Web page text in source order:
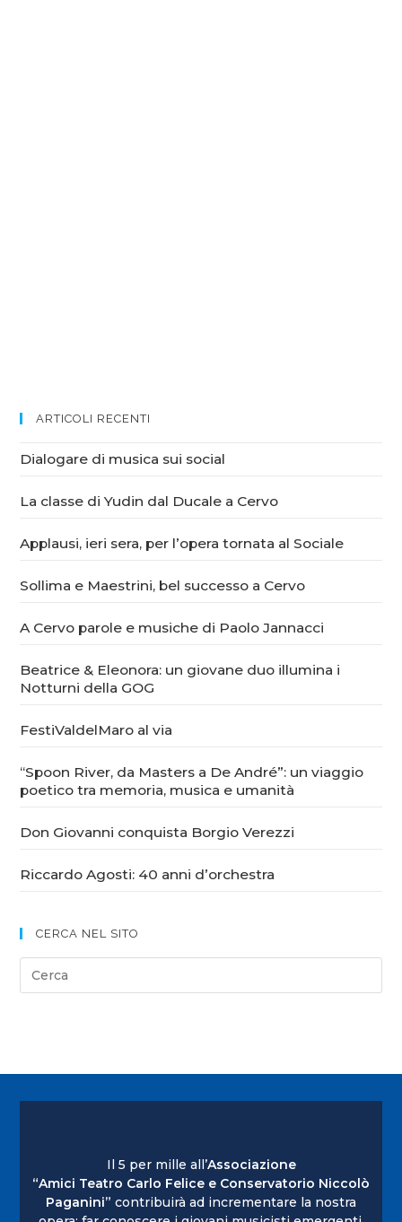
ARTICOLI RECENTI
Dialogare di musica sui social
La classe di Yudin dal Ducale a Cervo
Applausi, ieri sera, per l’opera tornata al Sociale
Sollima e Maestrini, bel successo a Cervo
A Cervo parole e musiche di Paolo Jannacci
Beatrice & Eleonora: un giovane duo illumina i
Notturni della GOG
FestiValdelMaro al via
“Spoon River, da Masters a De André”: un viaggio
poetico tra memoria, musica e umanità
Don Giovanni conquista Borgio Verezzi
Riccardo Agosti: 40 anni d’orchestra
CERCA NEL SITO
Il 5 per mille all’Associazione
“Amici Teatro Carlo Felice e Conservatorio Niccolò
Paganini” contribuirà ad incrementare la nostra